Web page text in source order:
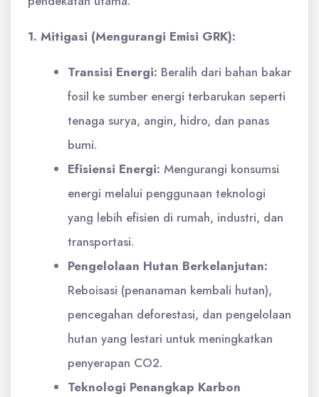
1. Mitigasi (Mengurangi Emisi GRK):
Transisi Energi: Beralih dari bahan bakar
fosil ke sumber energi terbarukan seperti
tenaga surya, angin, hidro, dan panas
bumi.
Efisiensi Energi: Mengurangi konsumsi
energi melalui penggunaan teknologi
yang lebih efisien di rumah, industri, dan
transportasi.
Pengelolaan Hutan Berkelanjutan:
Reboisasi (penanaman kembali hutan),
pencegahan deforestasi, dan pengelolaan
hutan yang lestari untuk meningkatkan
penyerapan CO2.
Teknologi Penangkap Karbon